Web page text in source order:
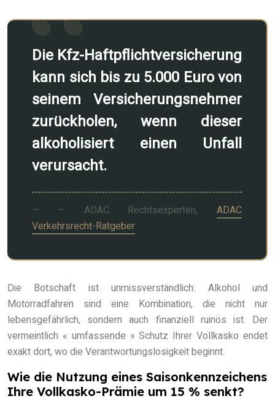
Die Kfz-Haftpflichtversicherung
kann sich bis zu 5.000 Euro von
seinem Versicherungsnehmer
zurückholen, wenn dieser
alkoholisiert einen Unfall
verursacht.
– ADAC Rechtsexperten, ADAC
Verkehrsrecht-Ratgeber
Die Botschaft ist unmissverständlich: Alkohol und
Motorradfahren sind eine Kombination, die nicht nur
lebensgefährlich, sondern auch finanziell ruinös ist. Der
vermeintlich « umfassende » Schutz Ihrer Vollkasko endet
exakt dort, wo die Verantwortungslosigkeit beginnt.
Wie die Nutzung eines Saisonkennzeichens
Ihre Vollkasko-Prämie um 15 % senkt?